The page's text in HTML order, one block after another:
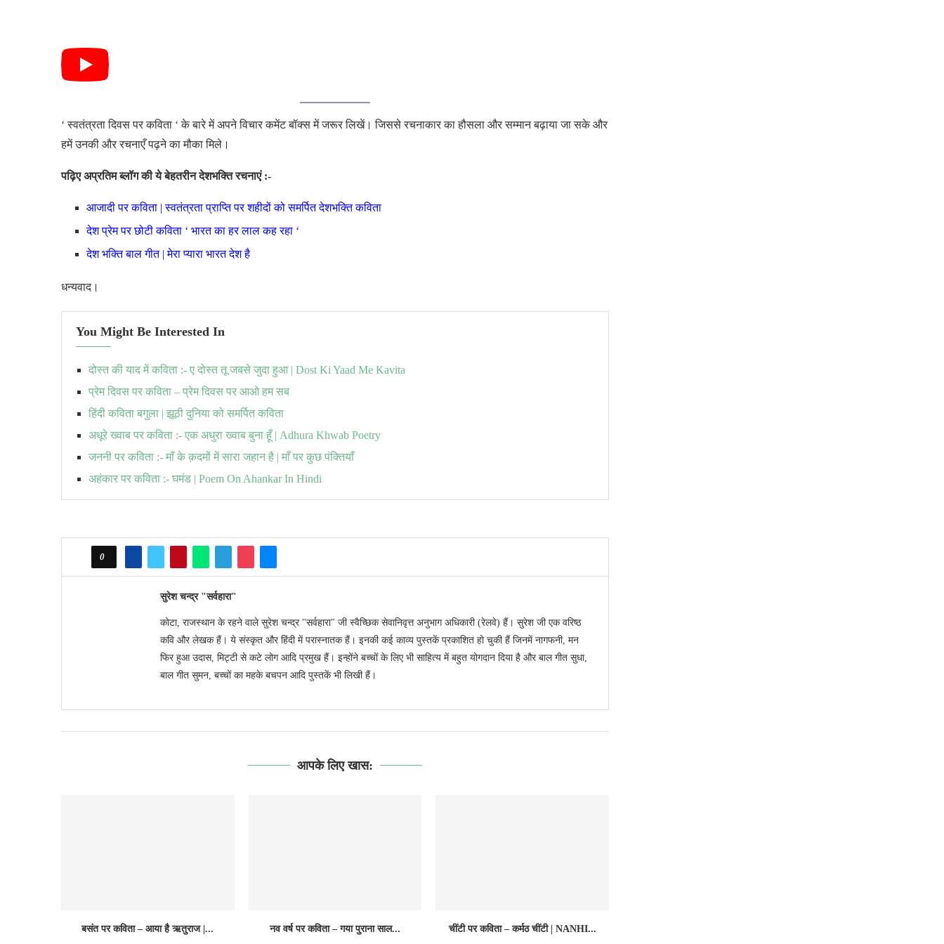
‘ स्वतंत्रता दिवस पर कविता ‘ के बारे में अपने विचार कमेंट बॉक्स में जरूर लिखें। जिससे रचनाकार का हौसला और सम्मान बढ़ाया जा सके और
हमें उनकी और रचनाएँ पढ़ने का मौका मिले।
पढ़िए अप्रतिम ब्लॉग की ये बेहतरीन देशभक्ति रचनाएं :-
आजादी पर कविता | स्वतंत्रता प्राप्ति पर शहीदों को समर्पित देशभक्ति कविता
देश प्रेम पर छोटी कविता ‘ भारत का हर लाल कह रहा ‘
देश भक्ति बाल गीत | मेरा प्यारा भारत देश है
धन्यवाद।
You Might Be Interested In
दोस्त की याद में कविता :- ए दोस्त तू जबसे जुदा हुआ | Dost Ki Yaad Me Kavita
प्रेम दिवस पर कविता – प्रेम दिवस पर आओ हम सब
हिंदी कविता बगुला | झूठी दुनिया को समर्पित कविता
अधूरे ख्वाब पर कविता :- एक अधुरा ख्वाब बुना हूँ | Adhura Khwab Poetry
जननी पर कविता :- माँ के क़दमों में सारा जहान है | माँ पर कुछ पंक्तियाँ
अहंकार पर कविता :- घमंड | Poem On Ahankar In Hindi
0
सुरेश चन्द्र "सर्वहारा"
कोटा, राजस्थान के रहने वाले सुरेश चन्द्र "सर्वहारा" जी स्वैच्छिक सेवानिवृत्त अनुभाग अधिकारी (रेलवे) हैं। सुरेश जी एक वरिष्ठ
कवि और लेखक हैं। ये संस्कृत और हिंदी में परास्नातक हैं। इनकी कई काव्य पुस्तकें प्रकाशित हो चुकी हैं जिनमें नागफनी, मन
फिर हुआ उदास, मिट्टी से कटे लोग आदि प्रमुख हैं। इन्होंने बच्चों के लिए भी साहित्य में बहुत योगदान दिया है और बाल गीत सुधा,
बाल गीत सुमन, बच्चों का महके बचपन आदि पुस्तकें भी लिखी हैं।
आपके लिए खास:
बसंत पर कविता – आया है ऋतुराज |... नव वर्ष पर कविता – गया पुराना साल... चींटी पर कविता – कर्मठ चींटी | NANHI...